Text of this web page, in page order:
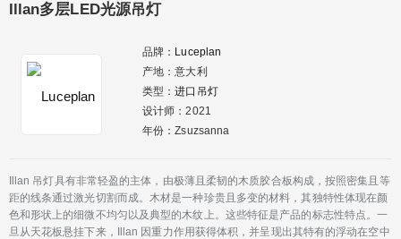
Illan多层LED光源吊灯
品牌：
Luceplan
产地：意大利
类型：进口吊灯
设计师：2021
年份：Zsuzsanna
Illan 吊灯具有非常轻盈的主体，由极薄且柔韧的木质胶合板构成，按照密集且等
距的线条通过激光切割而成。木材是一种珍贵且多变的材料，其独特性体现在颜
色和形状上的细微不均匀以及典型的木纹上。这些特征是产品的标志性特点。一
旦从天花板悬挂下来，Illan 因重力作用获得体积，并呈现出其特有的浮动在空中